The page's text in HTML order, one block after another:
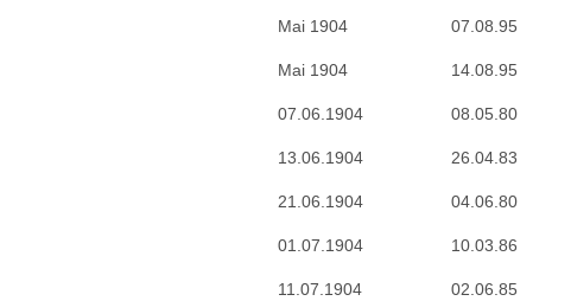
Mai 1904 07.08.95
Mai 1904 14.08.95
07.06.1904 08.05.80
13.06.1904 26.04.83
21.06.1904 04.06.80
01.07.1904 10.03.86
11.07.1904 02.06.85